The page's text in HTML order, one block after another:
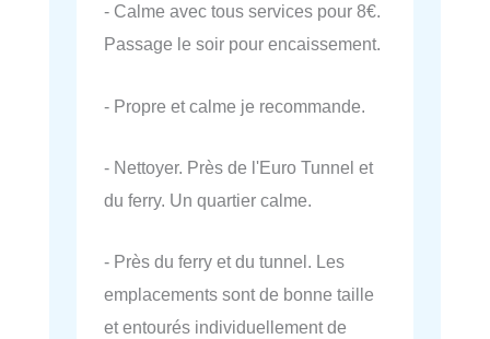
- Calme avec tous services pour 8€.
Passage le soir pour encaissement.
- Propre et calme je recommande.
- Nettoyer. Près de l'Euro Tunnel et
du ferry. Un quartier calme.
- Près du ferry et du tunnel. Les
emplacements sont de bonne taille
et entourés individuellement de